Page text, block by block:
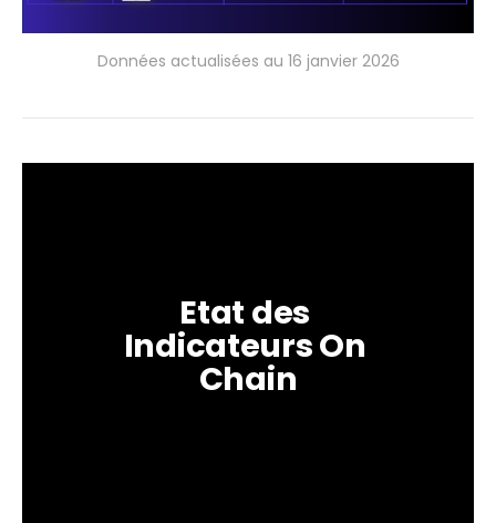
Données actualisées au 16 janvier 2026
Etat des
Indicateurs On
Chain